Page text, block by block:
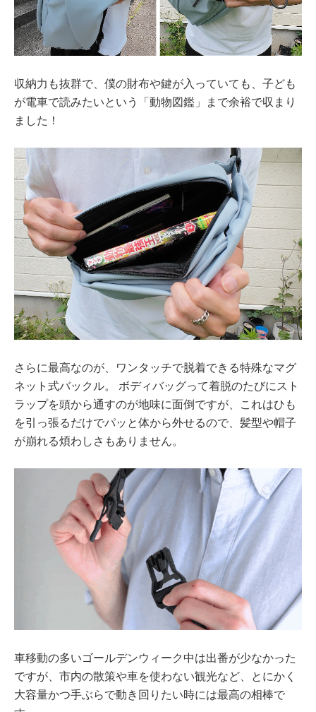
収納力も抜群で、僕の財布や鍵が入っていても、子ども
が電車で読みたいという「動物図鑑」まで余裕で収まり
ました！
さらに最高なのが、ワンタッチで脱着できる特殊なマグ
ネット式バックル。 ボディバッグって着脱のたびにスト
ラップを頭から通すのが地味に面倒ですが、これはひも
を引っ張るだけでパッと体から外せるので、髪型や帽子
が崩れる煩わしさもありません。
車移動の多いゴールデンウィーク中は出番が少なかった
ですが、市内の散策や車を使わない観光など、とにかく
大容量かつ手ぶらで動き回りたい時には最高の相棒で